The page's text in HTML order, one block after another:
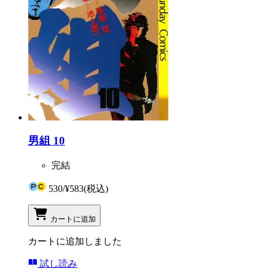
男組 10
完結
530/¥583(税込)
カートに追加
カートに追加しました
試し読み